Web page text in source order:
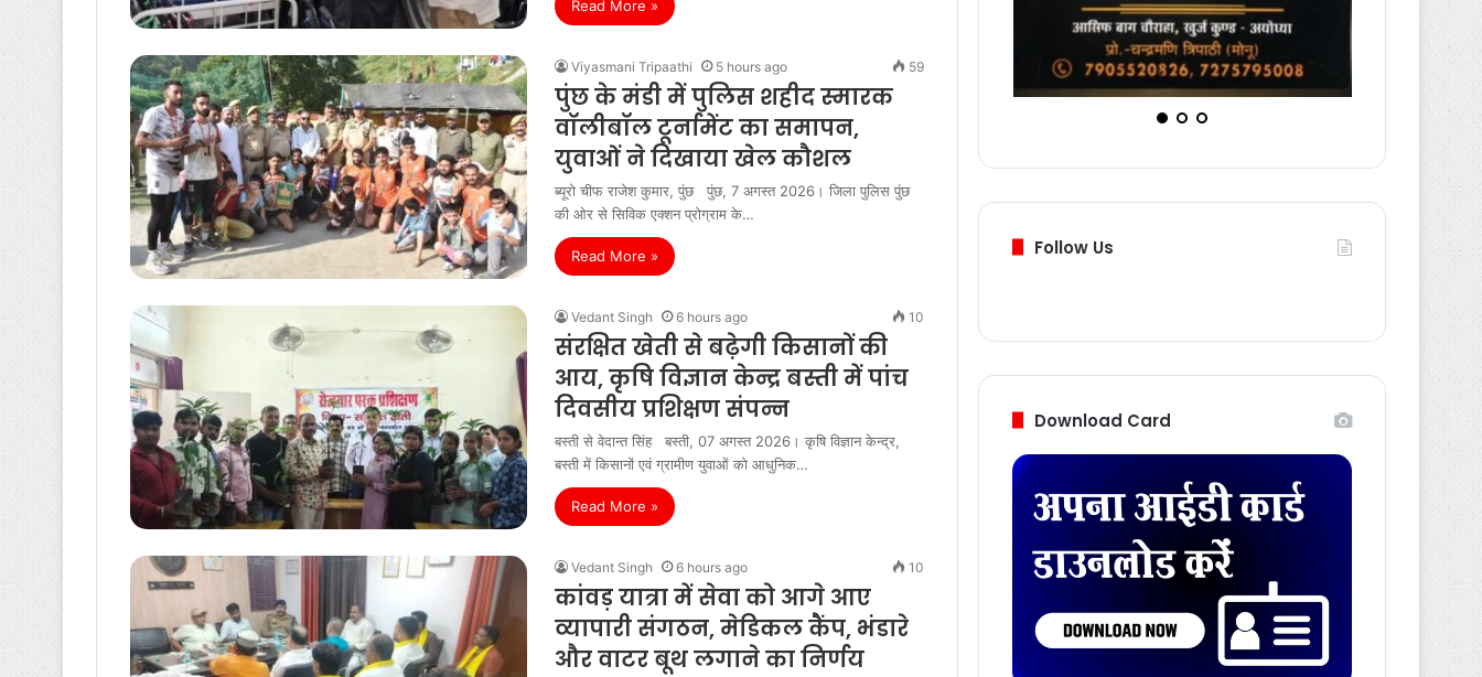
Read More »
Viyasmani Tripaathi 5 hours ago 59
पुंछ के मंडी में पुलिस शहीद स्मारक
वॉलीबॉल टूर्नामेंट का समापन,
युवाओं ने दिखाया खेल कौशल
ब्यूरो चीफ राजेश कुमार, पुंछ पुंछ, 7 अगस्त 2026। जिला पुलिस पुंछ
की ओर से सिविक एक्शन प्रोग्राम के…
Read More »
Vedant Singh 6 hours ago 10
संरक्षित खेती से बढ़ेगी किसानों की
आय, कृषि विज्ञान केन्द्र बस्ती में पांच
दिवसीय प्रशिक्षण संपन्न
बस्ती से वेदान्त सिंह बस्ती, 07 अगस्त 2026। कृषि विज्ञान केन्द्र,
बस्ती में किसानों एवं ग्रामीण युवाओं को आधुनिक…
Read More »
Vedant Singh 6 hours ago 10
कांवड़ यात्रा में सेवा को आगे आए
व्यापारी संगठन, मेडिकल कैंप, भंडारे
और वाटर बूथ लगाने का निर्णय
Follow Us
Download Card